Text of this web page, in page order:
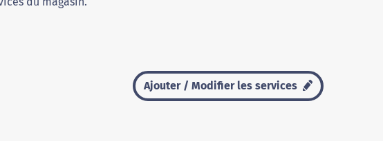
Ajouter / Modifier les services